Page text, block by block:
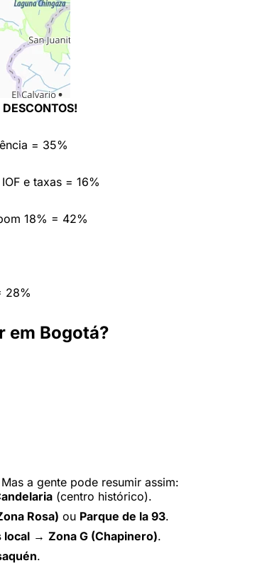
= 35%
e taxas = 16%
18% = 42%
28%
em Bogotá?
a gente pode resumir assim:
(centro histórico).
Rosa) ou Parque de la 93.
local → Zona G (Chapinero).
.